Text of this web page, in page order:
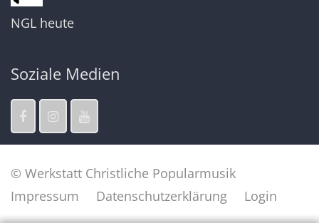
NGL heute
Soziale Medien
© Werkstatt Christliche Popularmusik
Impressum
Datenschutzerklärung Login